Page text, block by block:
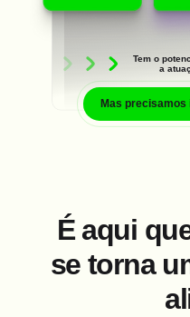
Mas precisamos
Tem o
a
É aqui
se torna